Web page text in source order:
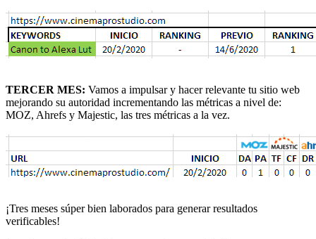
TERCER MES: Vamos a impulsar y hacer relevante tu sitio web
mejorando su autoridad incrementando las métricas a nivel de:
MOZ, Ahrefs y Majestic, las tres métricas a la vez.
¡Tres meses súper bien laborados para generar resultados
verificables!